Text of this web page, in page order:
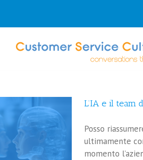
L’IA e il team
Posso
ultimamente
momento
tuo consenso, cookie di profilazione di